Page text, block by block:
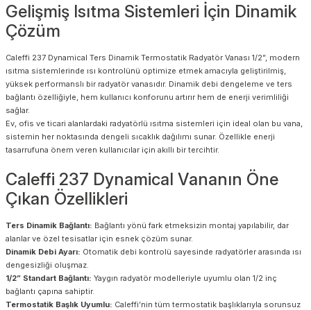
Gelişmiş Isıtma Sistemleri İçin Dinamik
Çözüm
Caleffi 237 Dynamical Ters Dinamik Termostatik Radyatör Vanası 1/2”, modern
ısıtma sistemlerinde ısı kontrolünü optimize etmek amacıyla geliştirilmiş,
yüksek performanslı bir radyatör vanasıdır. Dinamik debi dengeleme ve ters
bağlantı özelliğiyle, hem kullanıcı konforunu artırır hem de enerji verimliliği
sağlar.
Ev, ofis ve ticari alanlardaki radyatörlü ısıtma sistemleri için ideal olan bu vana,
sistemin her noktasında dengeli sıcaklık dağılımı sunar. Özellikle enerji
tasarrufuna önem veren kullanıcılar için akıllı bir tercihtir.
Caleffi 237 Dynamical Vananın Öne
Çıkan Özellikleri
Ters Dinamik Bağlantı: Bağlantı yönü fark etmeksizin montaj yapılabilir, dar
alanlar ve özel tesisatlar için esnek çözüm sunar.
Dinamik Debi Ayarı: Otomatik debi kontrolü sayesinde radyatörler arasında ısı
dengesizliği oluşmaz.
1/2” Standart Bağlantı: Yaygın radyatör modelleriyle uyumlu olan 1/2 inç
bağlantı çapına sahiptir.
Termostatik Başlık Uyumlu: Caleffi’nin tüm termostatik başlıklarıyla sorunsuz